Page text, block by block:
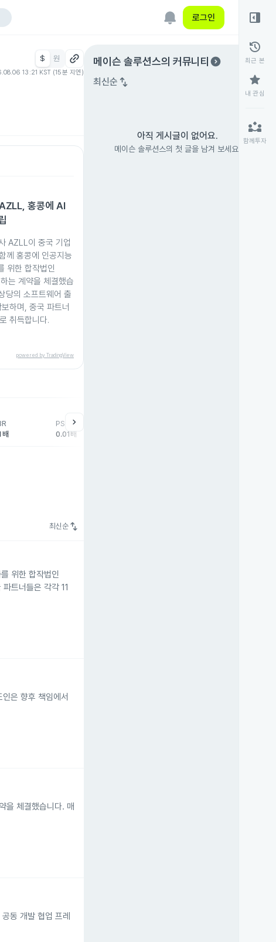
로그인
$ 원
13:21 KST (15분 지연)
홍콩에 AI
AZLL이 중국 기업
께 홍콩에 인공지능
위한 합작법인
는 계약을 체결했습
당의 소프트웨어 출
하며, 중국 파트너
취득합니다.
powered by TradingView
PSR
0.01배
chevron_right
최신순 swap_vert
위한 합작법인
트너들은 각각 11
은 향후 책임에서
을 체결했습니다. 매
동 개발 협업 프레
메이슨 솔루션스의 커뮤니티 expand_circle_right
최신순 swap_vert
아직 게시글이 없어요.
메이슨 솔루션스의 첫 글을 남겨 보세요.
right_panel_open
history
최근 본
star
내 관심
partner_exchange
함께투자